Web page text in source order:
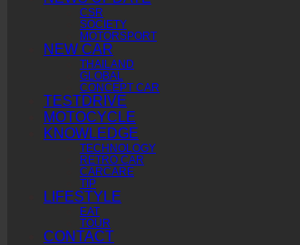
CSR
SOCIETY
MOTORSPORT
NEW CAR
THAILAND
GLOBAL
CONCEPT CAR
TESTDRIVE
MOTOCYCLE
KNOWLEDGE
TECHNOLOGY
RETRO CAR
CARCARE
TIP
LIFESTYLE
EAT
TOUR
CONTACT